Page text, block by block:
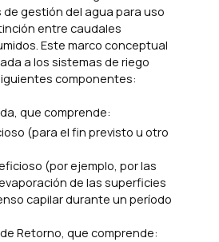
gestión del agua para uso
entre caudales
Este marco conceptual
a los sistemas de riego
componentes:
que comprende:
(para el fin previsto u otro
(por ejemplo, por las
de las superficies
capilar durante un período
Retorno, que comprende: